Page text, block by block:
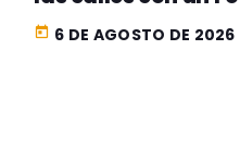
today 6 DE AGOSTO DE 2026